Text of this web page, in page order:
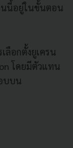
นนี้อยู่ในขั้นตอน
ลือกตั้งยูเครน
โดยมีตัวแทน
บบน